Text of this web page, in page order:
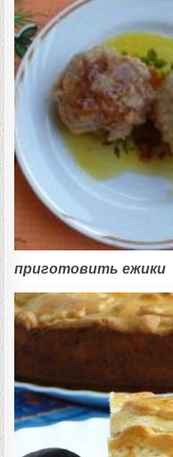
приготовить ежики